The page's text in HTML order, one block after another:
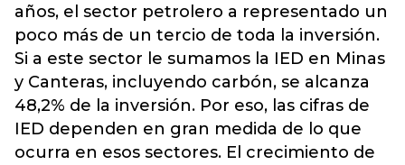
años, el sector petrolero a representado un
poco más de un tercio de toda la inversión.
Si a este sector le sumamos la IED en Minas
y Canteras, incluyendo carbón, se alcanza
48,2% de la inversión. Por eso, las cifras de
IED dependen en gran medida de lo que
ocurra en esos sectores. El crecimiento de